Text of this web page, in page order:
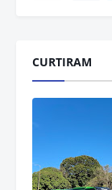
CURTIRAM